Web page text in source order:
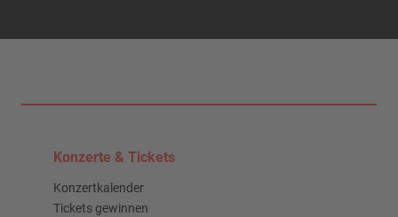
Konzerte & Tickets
Konzertkalender
Tickets gewinnen